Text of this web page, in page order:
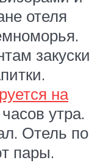
отеля
закуски
на
утра.
Отель по
пары.